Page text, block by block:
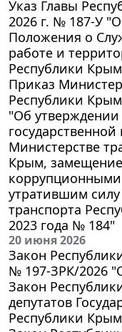
Указ Главы
2026 г. № 187-У
Положения о
работе и
Республики
Приказ
Республики
"Об
Министерстве
Крым,
утратившим
транспорта
2023 года № 184"
20 июня 2026
Закон
№ 197-ЗРК/2026
Закон
депутатов
Республики